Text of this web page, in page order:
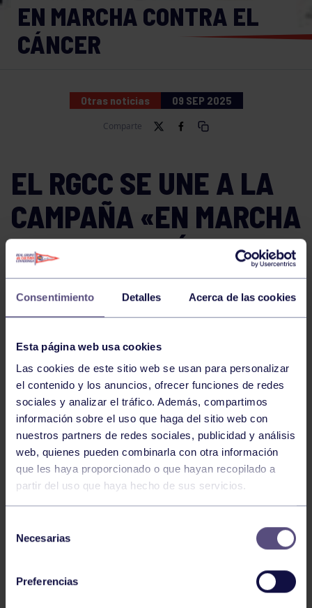
Consentimiento Detalles Acerca de las cookies
Esta página web usa cookies
Las cookies de este sitio web se usan para personalizar
el contenido y los anuncios, ofrecer funciones de redes
sociales y analizar el tráfico. Además, compartimos
información sobre el uso que haga del sitio web con
nuestros partners de redes sociales, publicidad y análisis
web, quienes pueden combinarla con otra información
que les haya proporcionado o que hayan recopilado a
partir del uso que haya hecho de sus servicios.
Necesarias
Preferencias
EN MARCHA CONTRA EL
CÁNCER
Otras noticias 09 SEP 2025
Comparte
EL RGCC SE UNE A LA
CAMPAÑA «EN MARCHA
CONTRA EL CÁNCER»
EN GIJÓN
El próximodomingo, 28 de septiembre
marcha solidaria«En Marcha Contra el Cáncer»,
organizada por la Junta Provincial de Asturias de la
Asociación Española Contra el Cáncer (AECC).
Desde elReal Grupo de Cultura Covadonga
queremos animar a todos nuestros socios y secciones
deportivas a participar en esta jornada lúdica,
solidaria y deportiva, cuyo objetivo es recaudar
fondos para apoyar a las personas con cáncer y sus
familias.